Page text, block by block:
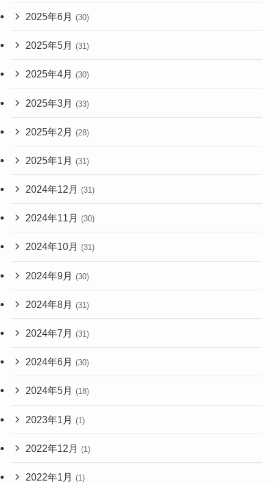
2025年6月 (30)
2025年5月 (31)
2025年4月 (30)
2025年3月 (33)
2025年2月 (28)
2025年1月 (31)
2024年12月 (31)
2024年11月 (30)
2024年10月 (31)
2024年9月 (30)
2024年8月 (31)
2024年7月 (31)
2024年6月 (30)
2024年5月 (18)
2023年1月 (1)
2022年12月 (1)
2022年1月 (1)